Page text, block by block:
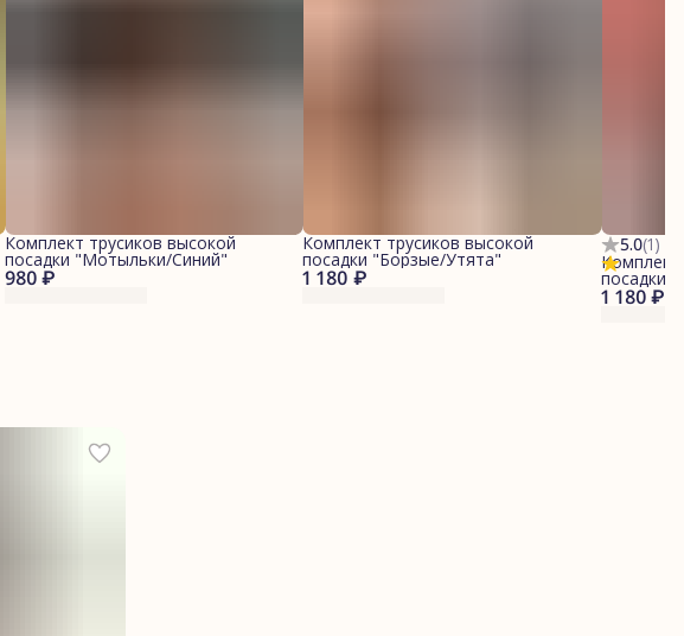
980 ₽
Комплект трусиков высокой
посадки "Мотыльки/Синий"
1 180 ₽
Комплект трусиков высокой
посадки "Борзые/Утята"
5.0(1)
1 180 ₽
Комплект
посадки
красном"